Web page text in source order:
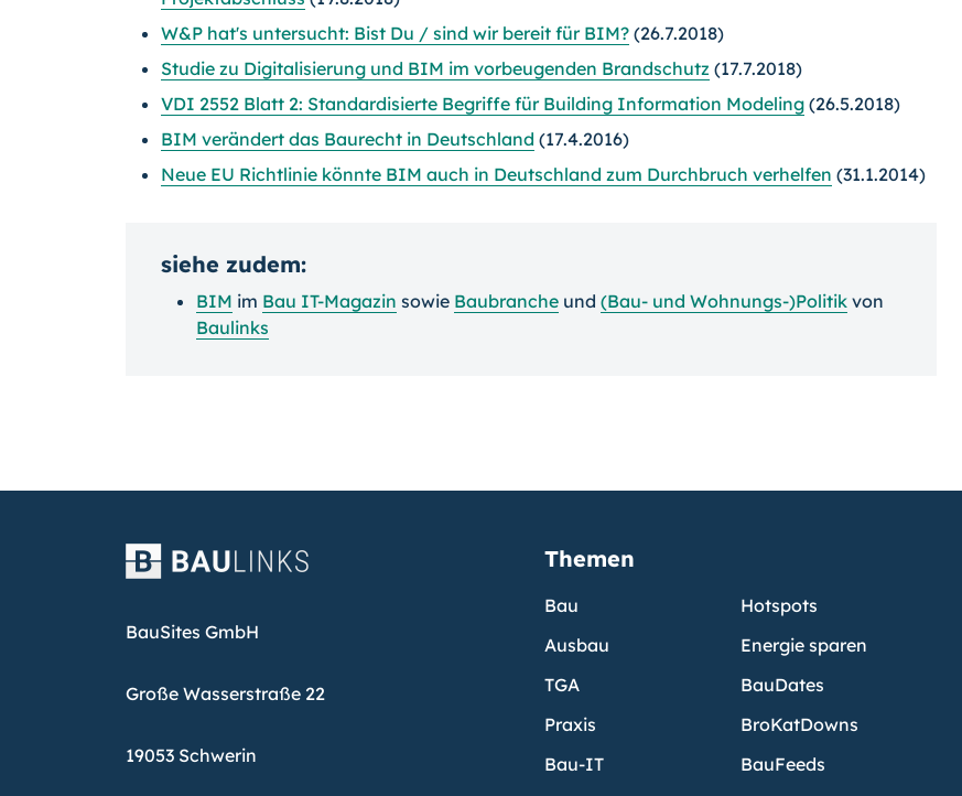
W&P hat's untersucht: Bist Du / sind wir bereit für BIM? (26.7.2018)
Studie zu Digitalisierung und BIM im vorbeugenden Brandschutz (17.7.2018)
VDI 2552 Blatt 2: Standardisierte Begriffe für Building Information Modeling (26.5.2018)
BIM verändert das Baurecht in Deutschland (17.4.2016)
Neue EU Richtlinie könnte BIM auch in Deutschland zum Durchbruch verhelfen (31.1.2014)
siehe zudem:
BIM im Bau IT-Magazin sowie Baubranche und (Bau- und Wohnungs-)Politik von
Baulinks
BauSites GmbH
Große Wasserstraße 22
19053 Schwerin
Themen
Bau
Ausbau
TGA
Praxis
Bau-IT
Hotspots
Energie sparen
BauDates
BroKatDowns
BauFeeds